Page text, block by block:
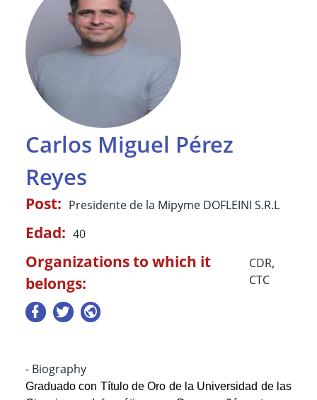
Carlos Miguel Pérez
Reyes
Post: Presidente de la Mipyme DOFLEINI S.R.L
Edad: 40
Organizations to which it
belongs:
CDR,
CTC
- Biography
Graduado con Título de Oro de la Universidad de las